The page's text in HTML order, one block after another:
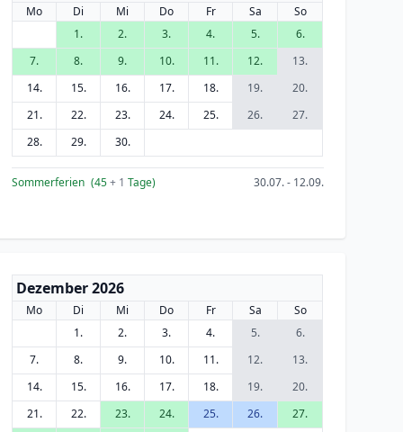
Mo Di Mi Do Fr Sa
So
1.
2. 3. 4. 5.
6.
7.
8. 9. 10. 11. 12.
13.
14.
15. 16. 17. 18. 19.
20.
21.
22. 23. 24. 25. 26.
27.
28.
29. 30.
Sommerferien (45+ 1 Tage) 30.07. - 12.09.
Dezember 2026
Mo Di Mi Do Fr Sa
So
1.
2. 3. 4. 5.
6.
7.
8. 9. 10. 11. 12.
13.
14.
15. 16. 17. 18. 19.
20.
21.
22. 23. 24. 25. 26.
27.